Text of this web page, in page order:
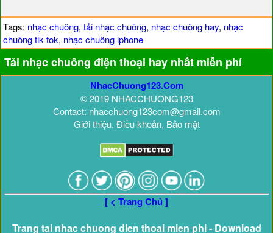
Tags: nhạc chuông, tải nhạc chuông, nhạc chuông hay, nhạc
chuông tik tok, nhạc chuông iphone
Tải nhạc chuông điện thoại hay nhất miễn phí
NhacChuong123.Com
© 2019 NHACCHUONG123
Contact: nhacchuong123com@gmail.com
Giới thiệu, Điều khoản, Bảo mật
[ < Trang Chủ ]
Trang tai nhac chuong dien thoai mien phi - Download